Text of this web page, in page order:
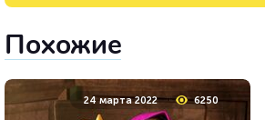
Похожие
24 марта 2022 6250